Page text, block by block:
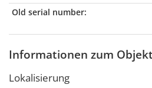
Old serial number:
Informationen zum Objekt
Lokalisierung